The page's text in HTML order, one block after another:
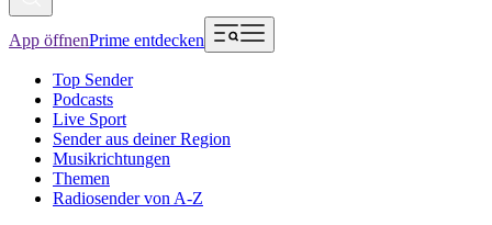
App öffnenPrime entdecken
Top Sender
Podcasts
Live Sport
Sender aus deiner Region
Musikrichtungen
Themen
Radiosender von A-Z